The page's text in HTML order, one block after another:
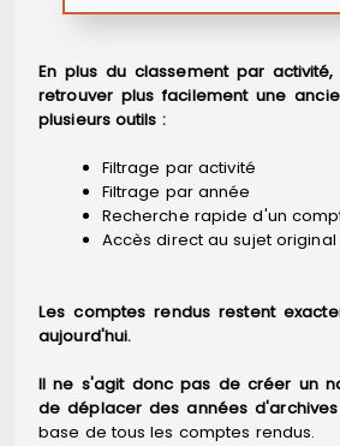
En plus du classement par
retrouver plus facilement une
plusieurs outils :
Filtrage par activité
Filtrage par année
Recherche rapide d'un
Accès direct au sujet
Les comptes rendus restent
aujourd'hui.
Il ne s'agit donc pas de créer un
de déplacer des années
base de tous les comptes rendus.